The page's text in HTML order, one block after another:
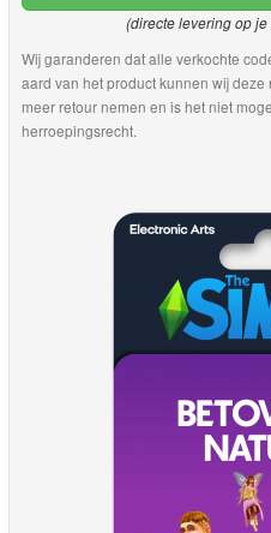
(directe levering op
Wij garanderen dat alle verkochte
aard van het product kunnen wij
meer retour nemen en is het niet
herroepingsrecht.